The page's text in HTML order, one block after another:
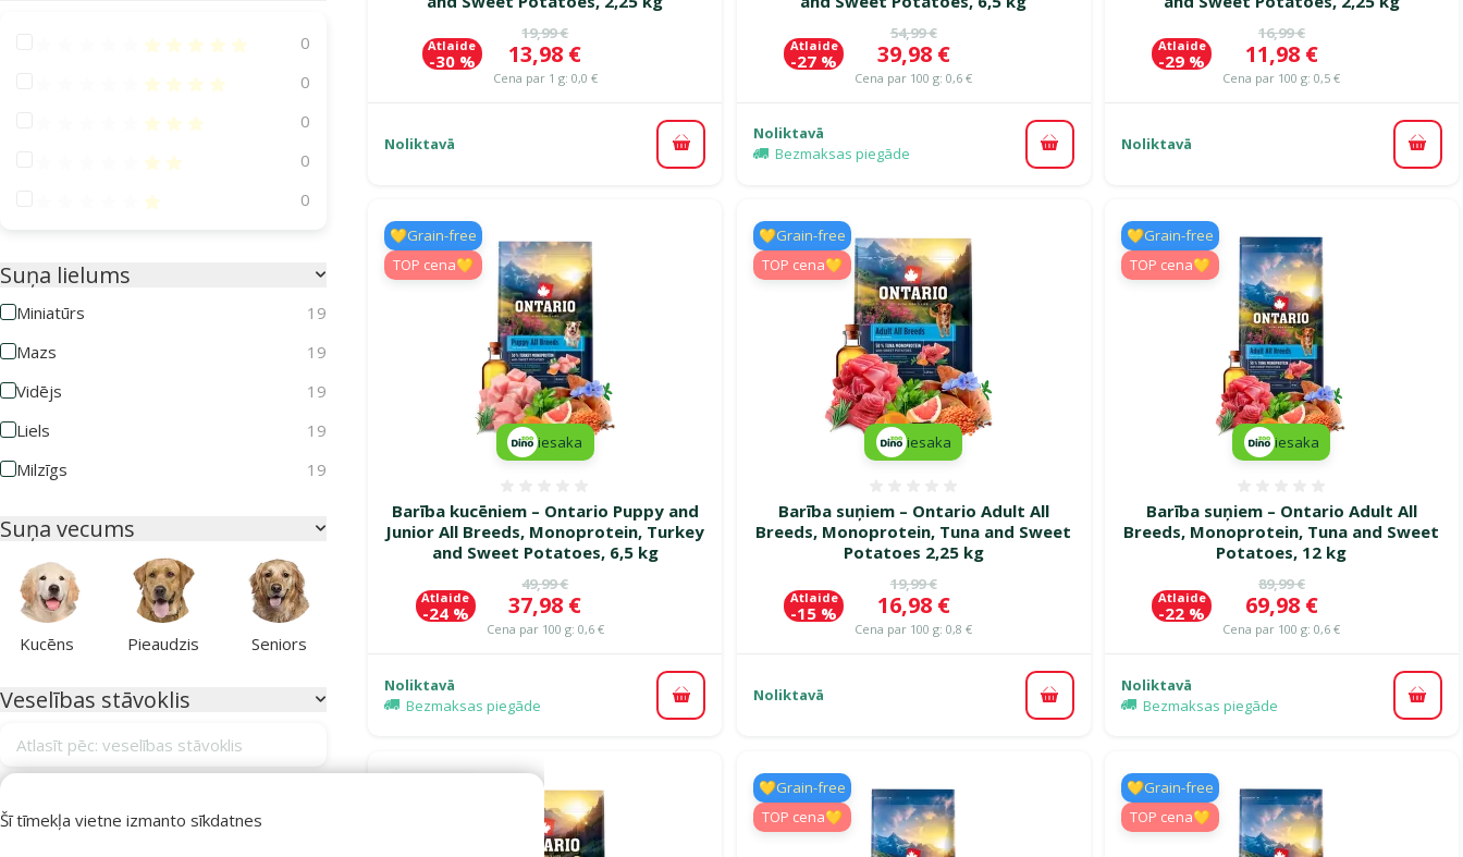
Šī tīmekļa vietne izmanto sīkdatnes
Atsauksmes 100%
0
Atsauksmes 80%
0
Atsauksmes 60%
0
Atsauksmes 40%
0
Atsauksmes 20%
0
Suņa lielums
Miniatūrs
19
Mazs
19
Vidējs
19
Liels
19
Milzīgs
19
Suņa vecums
Kucēns Pieaudzis Seniors
Veselības stāvoklis
Atlasīt pēc: veselības stāvoklis
Apmatojuma izkrišana
Oriģinālā cena
19,99 €
Cena
13,98 €
Cena par 1 g: 0,0 €
Atlaide
-30 %
Noliktavā Pievienot grozam
Oriģinālā cena
54,99 €
Cena
39,98 €
Cena par 100 g: 0,6 €
Atlaide
-27 %
Noliktavā
Bezmaksas piegāde
Pievienot grozam
Oriģinālā cena
16,99 €
Cena
11,98 €
Cena par 100 g: 0,5 €
Atlaide
-29 %
Noliktavā
Barība kucēniem – Ontario Puppy and
Junior All Breeds, Monoprotein, Turkey
and Sweet Potatoes, 6,5 kg
Oriģinālā cena
49,99 €
Cena
37,98 €
Cena par 100 g: 0,6 €
Atlaide
-24 %
💛Grain-free
TOP cena💛
iesaka
Noliktavā
Bezmaksas piegāde
Pievienot grozam
Barība suņiem – Ontario Adult All
Breeds, Monoprotein, Tuna and Sweet
Potatoes 2,25 kg
Oriģinālā cena
19,99 €
Cena
16,98 €
Cena par 100 g: 0,8 €
Atlaide
-15 %
💛Grain-free
TOP cena💛
iesaka
Noliktavā Pievienot grozam
Barība suņiem – Ontario Adult All
Breeds, Monoprotein, Tuna and Sweet
Potatoes, 12 kg
Oriģinālā cena
89,99 €
Cena
69,98 €
Cena par 100 g: 0,6 €
Atlaide
-22 %
💛Grain-free
TOP cena💛
iesaka
Noliktavā
Bezmaksas piegāde
💛Grain-free
TOP cena💛
💛Grain-free
TOP cena💛